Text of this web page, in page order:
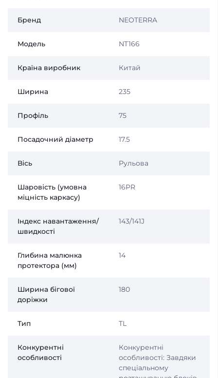
Бренд NEOTERRA
Модель NT166
Країна виробник Китай
Ширина 235
Профіль 75
Посадочний діаметр 17.5
Вісь Рульова
Шаровість (умовна
міцність каркасу)
16PR
Індекс навантаження/
швидкості
143/141J
Глибина малюнка
протектора (мм)
14
Ширина бігової
доріжки
180
Тип TL
Конкурентні
особливості
Конкурентні
особливості: Завдяки
спеціальному